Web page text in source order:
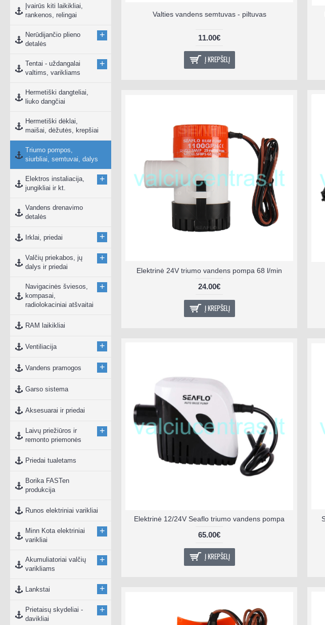
Įvairūs kiti laikikliai,
rankenos, relingai
Nerūdijančio plieno
detalės
+
Tentai - uždangalai
valtims, varikliams
+
Hermetiški dangteliai,
liuko dangčiai
Hermetiški dėklai,
maišai, dėžutės, krepšiai
Triumo pompos,
siurbliai, semtuvai, dalys
Elektros instaliacija,
jungikliai ir kt.
+
Vandens drenavimo
detalės
Irklai, priedai +
Valčių priekabos, jų
dalys ir priedai
+
Navigacinės šviesos,
kompasai,
radiolokaciniai atšvaitai
+
RAM laikikliai
Ventiliacija +
Vandens pramogos +
Garso sistema
Aksesuarai ir priedai
Laivų priežiūros ir
remonto priemonės
+
Priedai tualetams
Borika FASTen
produkcija
Runos elektriniai varikliai
Minn Kota elektriniai
varikliai
+
Akumuliatoriai valčių
varikliams
+
Lankstai +
Prietaisų skydeliai -
davikliai
+
Valties vandens semtuvas - piltuvas
11.00€
Į KREPŠELĮ
Elektrinė 24V triumo vandens pompa 68 l/min
24.00€
Į KREPŠELĮ
Elektrinė 12/24V Seaflo triumo vandens pompa
65.00€
Į KREPŠELĮ